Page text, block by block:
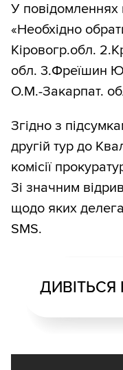
У повідомленнях
«Необхідно
Кіровогр.обл.
обл. 3.Фреїшин
О.М.-Закарпат.
Згідно з
другій тур до
комісії
Зі значним
щодо яких
SMS.
ДИВІТЬСЯ